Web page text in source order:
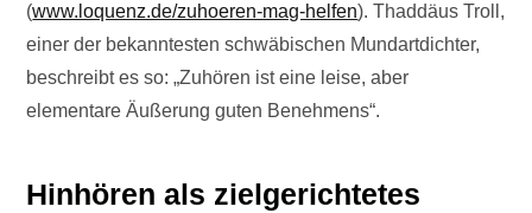
(www.loquenz.de/zuhoeren-mag-helfen). Thaddäus Troll,
einer der bekanntesten schwäbischen Mundartdichter,
beschreibt es so: „Zuhören ist eine leise, aber
elementare Äußerung guten Benehmens“.
Hinhören als zielgerichtetes